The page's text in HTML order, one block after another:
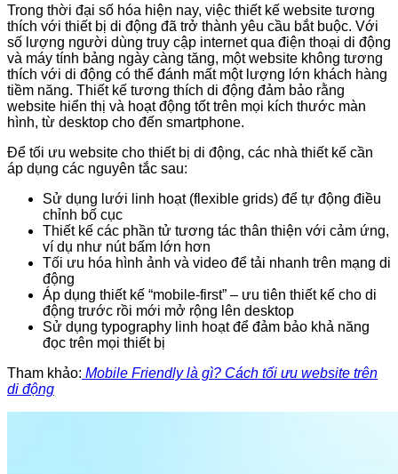
Trong thời đại số hóa hiện nay, việc thiết kế website tương
thích với thiết bị di động đã trở thành yêu cầu bắt buộc. Với
số lượng người dùng truy cập internet qua điện thoại di động
và máy tính bảng ngày càng tăng, một website không tương
thích với di động có thể đánh mất một lượng lớn khách hàng
tiềm năng. Thiết kế tương thích di động đảm bảo rằng
website hiển thị và hoạt động tốt trên mọi kích thước màn
hình, từ desktop cho đến smartphone.
Để tối ưu website cho thiết bị di động, các nhà thiết kế cần
áp dụng các nguyên tắc sau:
Sử dụng lưới linh hoạt (flexible grids) để tự động điều
chỉnh bố cục
Thiết kế các phần tử tương tác thân thiện với cảm ứng,
ví dụ như nút bấm lớn hơn
Tối ưu hóa hình ảnh và video để tải nhanh trên mạng di
động
Áp dụng thiết kế “mobile-first” – ưu tiên thiết kế cho di
động trước rồi mới mở rộng lên desktop
Sử dụng typography linh hoạt để đảm bảo khả năng
đọc trên mọi thiết bị
Tham khảo: Mobile Friendly là gì? Cách tối ưu website trên
di động